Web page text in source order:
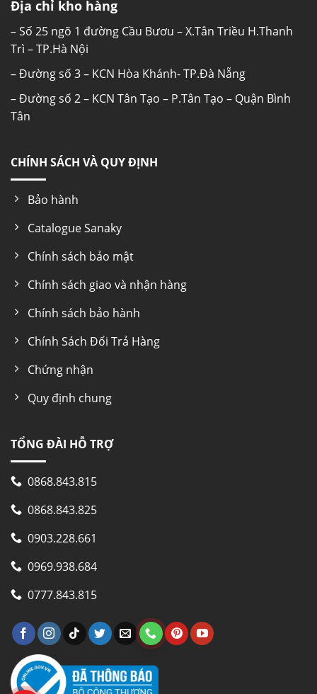
Địa chỉ kho hàng
– Số 25 ngõ 1 đường Cầu Bươu – X.Tân Triều H.Thanh
Trì – TP.Hà Nội
– Đường số 3 – KCN Hòa Khánh- TP.Đà Nẵng
– Đường số 2 – KCN Tân Tạo – P.Tân Tạo – Quận Bình
Tân
CHÍNH SÁCH VÀ QUY ĐỊNH
Bảo hành
Catalogue Sanaky
Chính sách bảo mật
Chính sách giao và nhận hàng
Chính sách bảo hành
Chính Sách Đổi Trả Hàng
Chứng nhận
Quy định chung
TỔNG ĐÀI HỖ TRỢ
0868.843.815
0868.843.825
0903.228.661
0969.938.684
0777.843.815